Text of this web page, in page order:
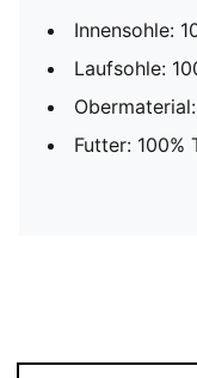
Innensohle:
Laufsohle:
Futter: 100%